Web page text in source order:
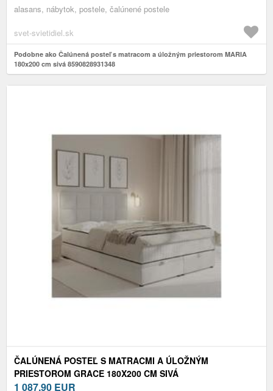
alasans, nábytok, postele, čalúnené postele
svet-svietidiel.sk
Podobne ako Čalúnená posteľ s matracom a úložným priestorom MARIA
180x200 cm sivá 8590828931348
ČALÚNENÁ POSTEĽ S MATRACMI A ÚLOŽNÝM
PRIESTOROM GRACE 180X200 CM SIVÁ
04KTCLU747P180S1WI80
1 087,90 EUR